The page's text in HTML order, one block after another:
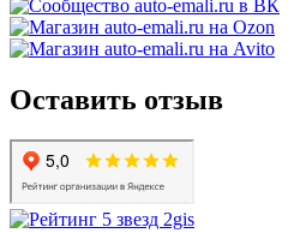
Оставить отзыв